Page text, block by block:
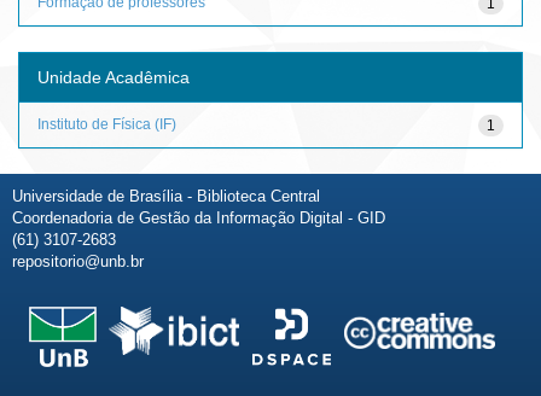
Unidade Acadêmica
1
Instituto de Física (IF)
Universidade de Brasília - Biblioteca Central
Coordenadoria de Gestão da Informação Digital - GID
(61) 3107-2683
repositorio@unb.br